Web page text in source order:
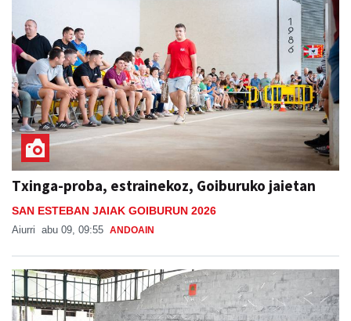
Txinga-proba, estrainekoz, Goiburuko jaietan
SAN ESTEBAN JAIAK GOIBURUN 2026
Aiurri abu 09, 09:55 ANDOAIN